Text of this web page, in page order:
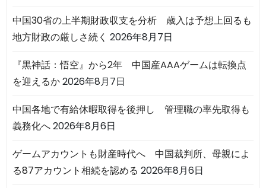
中国30省の上半期財政収支を分析 歳入は予想上回るも
地方財政の厳しさ続く 2026年8月7日
『黒神話：悟空』から2年 中国産AAAゲームは転換点
を迎えるか2026年8月7日
中国各地で有給休暇取得を後押し 管理職の率先取得も
義務化へ2026年8月6日
ゲームアカウントも財産時代へ 中国裁判所、母親によ
る87アカウント相続を認める 2026年8月6日